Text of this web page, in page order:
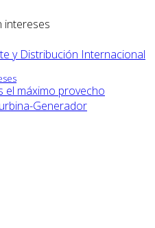
intereses
y Distribución Internacional
el máximo provecho
Generador